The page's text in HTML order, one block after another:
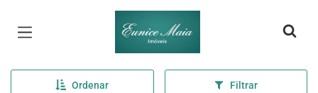
Página inicial
Ordenar Filtrar